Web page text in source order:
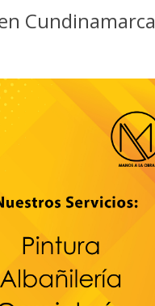
Cundinamarca